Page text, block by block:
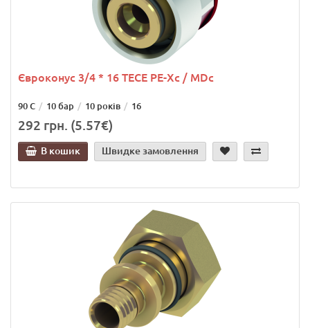
Євроконус 3/4 * 16 TECE РЕ-Xc / МDc
90 С 10 бар 10 років 16
292 грн. (5.57€)
В кошик Швидке замовлення